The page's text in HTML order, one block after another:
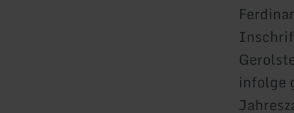
infolge